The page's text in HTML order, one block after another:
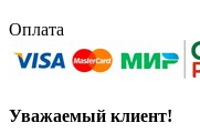
Оплата
Уважаемый клиент!